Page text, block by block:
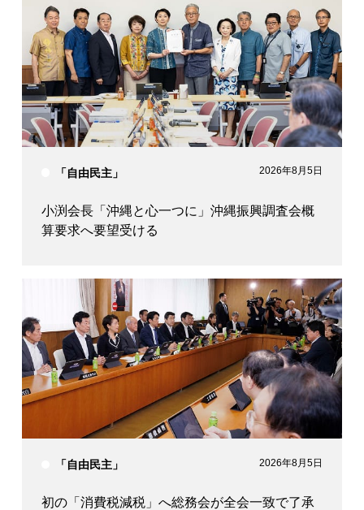
「自由民主」 2026年8月5日
小渕会長「沖縄と心一つに」沖縄振興調査会概
算要求へ要望受ける
「自由民主」 2026年8月5日
初の「消費税減税」へ総務会が全会一致で了承